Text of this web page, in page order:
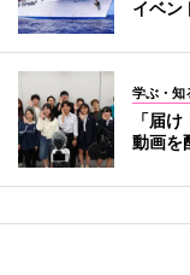
イベン
学ぶ・知
「届
動画を